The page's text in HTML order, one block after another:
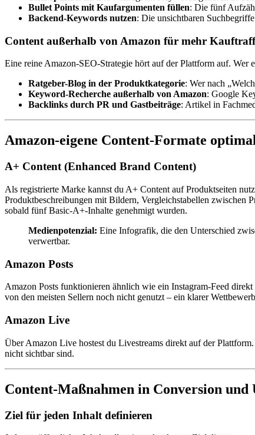
Bullet Points mit Kaufargumenten füllen: Die fünf
Backend-Keywords nutzen: Die unsichtbaren
Content außerhalb von Amazon für mehr
Eine reine Amazon-SEO-Strategie hört auf der Plattform auf.
Ratgeber-Blog in der Produktkategorie: Wer nach
Keyword-Recherche außerhalb von Amazon: Google
Backlinks durch PR und Gastbeiträge: Artikel in
Amazon-eigene Content-Formate
A+ Content (Enhanced Brand Content)
Als registrierte Marke kannst du A+ Content auf Produktseiten
Produktbeschreibungen mit Bildern, Vergleichstabellen zwischen
sobald fünf Basic-A+-Inhalte genehmigt wurden.
Medienpotenzial: Eine Infografik, die den Unterschied
verwertbar.
Amazon Posts
Amazon Posts funktionieren ähnlich wie ein Instagram-Feed
von den meisten Sellern noch nicht genutzt – ein klarer
Amazon Live
Über Amazon Live hostest du Livestreams direkt auf der
nicht sichtbar sind.
Content-Maßnahmen in Conversion und
Ziel für jeden Inhalt definieren